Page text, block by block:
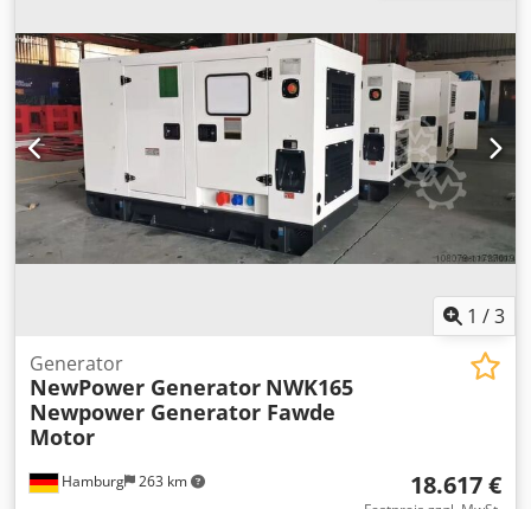
Abmessungen: 1540/1100/H1520 mm Codjh Nvyzopfx
Abnsha -Gewicht: 962 kg
1 /3
Hamburg 263 km
Generator
NewPower Generator NWK165
Newpower Generator Fawde
Motor
18.617 €